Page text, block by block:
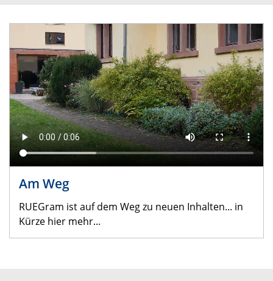
Am Weg
RUEGram ist auf dem Weg zu neuen Inhalten... in
Kürze hier mehr...